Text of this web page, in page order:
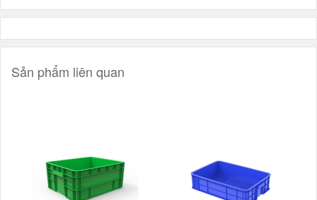
Sản phẩm liên quan